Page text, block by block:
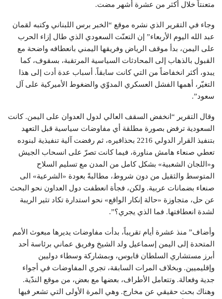
متعنتاً خلال أكثر من عشرة أشهر مضت.
وجاء في التقرير الذي نشره موقع “الخبر برس اللبناني وكتبه لقمان
عبد الله اليوم الأربعاء” إن التعنّت السعودي الذي طال إزاء الحرب
على اليمن، بدأ موقف الرياض وفريقها اليمني بانعطافه واضحة مع
القبول بالذهاب إلى المحادثات السياسية المرتقبة، بسقوف، كما
يبدو، أكثر انخفاضاً من التي كانت سابقاً. أسباب عدة أدت إلى هذا
التغيّر، أهمها الفشل العسكري المدوّي والضغوط الأميركية على آل
سعود”.
وقال التقرير “انخفض السقف العالي لدول العدوان على اليمن. كانت
السعودية ترفض بصورة مطلقة أي مفاوضات سياسية قبل التعهد
بتنفيذ القرار الدولي 2216 بحذافيره، ثم رفضت آلية تنفيذية لبنوده
تعطي صنعاء هامش مناورة، فيما كانت تصرّ على انسحاب الجيش
و«اللجان الشعبية» بشكل كامل من المدن مع تسليم السلاح
المتوسط والثقيل من دون شروط، مطالبةً بعودة «الشرعية» الى
صنعاء بضمانات عربية. ولكن، فجأة انعطفت دول العداون نحو البحث
عن حل، متجاوزة «حالة إنكار الواقع» نحو استدارة تكاد تثير الريبة
لشدة انعطافتها. فما الذي يجري؟”.
وأضاف” منذ عشرة أيام تقريباً، بدأت مفاوضات يديرها مبعوث الأمم
المتحدة إلى اليمن إسماعيل ولد الشيخ وفريق عماني برئاسة أحد
أبرز مستشاري السلطان قابوس، وبمشاركة وسطاء دوليين
وإقليميين. وبخلاف المرات السابقة، تجري المفاوضات في أجواء
جدية وفعالة. وتتعامل الأطراف، بعضها مع بعض، من موقع الندّية.
وهناك بحث حقيقي عن مخارج. وهي المرة الأولى التي تشعر فيها